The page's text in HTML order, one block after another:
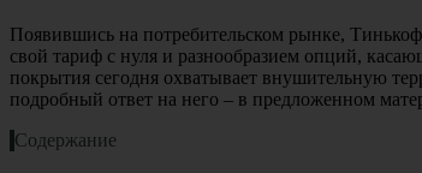
Появившись на потребительском рынке,
свой тариф с нуля и разнообразием опций,
покрытия сегодня охватывает внушительную
подробный ответ на него – в предложенном
Содержание